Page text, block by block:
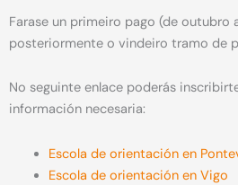
Farase un primeiro pago (de outubro
posteriormente o vindeiro tramo de
No seguinte enlace poderás
información necesaria:
Escola de orientación en
Escola de orientación en Vigo